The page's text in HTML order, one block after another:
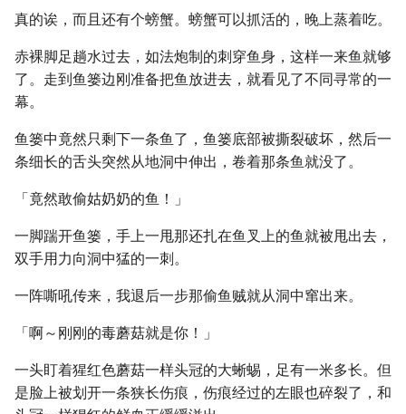
真的诶，而且还有个螃蟹。螃蟹可以抓活的，晚上蒸着吃。
赤裸脚足趟水过去，如法炮制的刺穿鱼身，这样一来鱼就够
了。走到鱼篓边刚准备把鱼放进去，就看见了不同寻常的一
幕。
鱼篓中竟然只剩下一条鱼了，鱼篓底部被撕裂破坏，然后一
条细长的舌头突然从地洞中伸出，卷着那条鱼就没了。
「竟然敢偷姑奶奶的鱼！」
一脚踹开鱼篓，手上一甩那还扎在鱼叉上的鱼就被甩出去，
双手用力向洞中猛的一刺。
一阵嘶吼传来，我退后一步那偷鱼贼就从洞中窜出来。
「啊～刚刚的毒蘑菇就是你！」
一头盯着猩红色蘑菇一样头冠的大蜥蜴，足有一米多长。但
是脸上被划开一条狭长伤痕，伤痕经过的左眼也碎裂了，和